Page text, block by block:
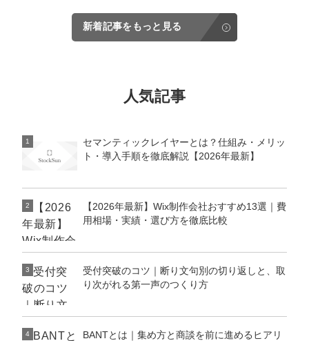
新着記事をもっと見る
人気記事
1
セマンティックレイヤーとは？仕組み・メリッ
ト・導入手順を徹底解説【2026年最新】
2
【2026年最新】Wix制作会社おすすめ13選｜費
用相場・実績・選び方を徹底比較
3
受付突破のコツ｜断り文句別の切り返しと、取
り次がれる第一声のつくり方
4
BANTとは｜集め方と商談を前に進めるヒアリ